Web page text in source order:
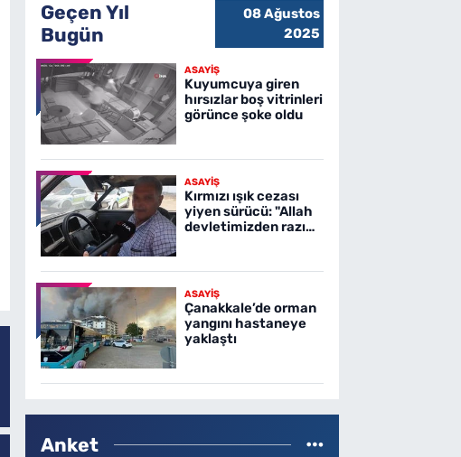
Geçen Yıl
Bugün
08 Ağustos
2025
ASAYİŞ
Kuyumcuya giren
hırsızlar boş vitrinleri
görünce şoke oldu
ASAYİŞ
Kırmızı ışık cezası
yiyen sürücü: "Allah
devletimizden razı
ASAYİŞ
Çanakkale’de orman
yangını hastaneye
yaklaştı
Anket